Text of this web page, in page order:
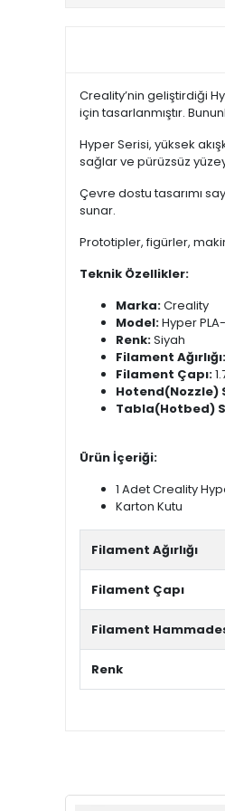
Creality’nin geliştirdiği
için tasarlanmıştır.
Hyper Serisi, yüksek
sağlar ve pürüzsüz
Çevre dostu tasarımı
sunar.
Prototipler, figürler,
Teknik Özellikler:
Marka:Creality
Model:Hyper
Renk:Siyah
Filament Ağırlığı:
Filament Çapı:
Hotend(Nozzle)
Tabla(Hotbed)
Ürün İçeriği:
1 Adet Creality
Karton Kutu
Filament Ağırlığı
Filament Çapı
Filament
Renk